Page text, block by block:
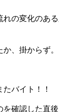
の変化のあ
、掛からず。
バイト！！
確認した直